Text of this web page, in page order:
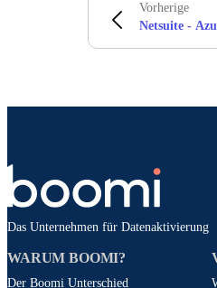
Vorherige
Netsuite -
Das Unternehmen für Datenaktivierung
WARUM BOOMI?
Der Boomi Unterschied